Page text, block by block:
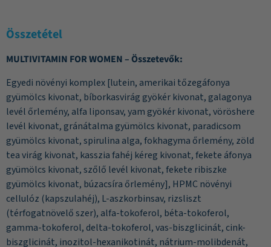
Összetétel
MULTIVITAMIN FOR WOMEN – Összetevők:
Egyedi növényi komplex [lutein, amerikai tőzegáfonya
gyümölcs kivonat, bíborkasvirág gyökér kivonat, galagonya
levél őrlemény, alfa liponsav, yam gyökér kivonat, vöröshere
levél kivonat, gránátalma gyümölcs kivonat, paradicsom
gyümölcs kivonat, spirulina alga, fokhagyma őrlemény, zöld
tea virág kivonat, kasszia fahéj kéreg kivonat, fekete áfonya
gyümölcs kivonat, szőlő levél kivonat, fekete ribiszke
gyümölcs kivonat, búzacsíra őrlemény], HPMC növényi
cellulóz (kapszulahéj), L-aszkorbinsav, rizsliszt
(térfogatnövelő szer), alfa-tokoferol, béta-tokoferol,
gamma-tokoferol, delta-tokoferol, vas-biszglicinát, cink-
biszglicinát, inozitol-hexanikotinát, nátrium-molibdenát,